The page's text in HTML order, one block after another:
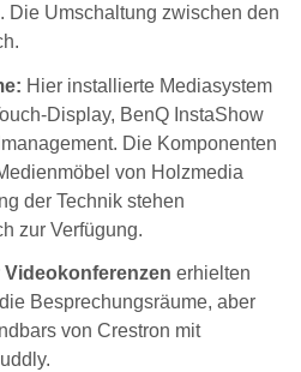
Die Umschaltung zwischen den
Hier installierte Mediasystem
Display, BenQ InstaShow
Die Komponenten
von Holzmedia
der Technik stehen
zur Verfügung.
Videokonferenzen erhielten
Besprechungsräume, aber
von Crestron mit